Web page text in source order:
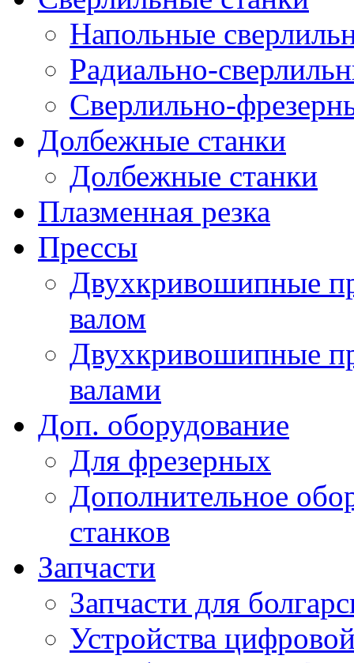
Напольные
Радиально-
Сверлильно-
Долбежные станки
Долбежные станки
Плазменная резка
Прессы
Двухкривошипные
валом
Двухкривошипные
валами
Доп. оборудование
Для фрезерных
Дополнительное
станков
Запчасти
Запчасти для
Устройства